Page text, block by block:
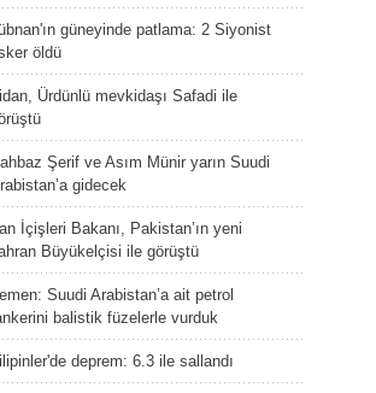
güneyinde patlama: 2 Siyonist
öldü
Ürdünlü mevkidaşı Safadi ile
Şerif ve Asım Münir yarın Suudi
gidecek
İçişleri Bakanı, Pakistan’ın yeni
Büyükelçisi ile görüştü
Suudi Arabistan’a ait petrol
balistik füzelerle vurduk
deprem: 6.3 ile sallandı